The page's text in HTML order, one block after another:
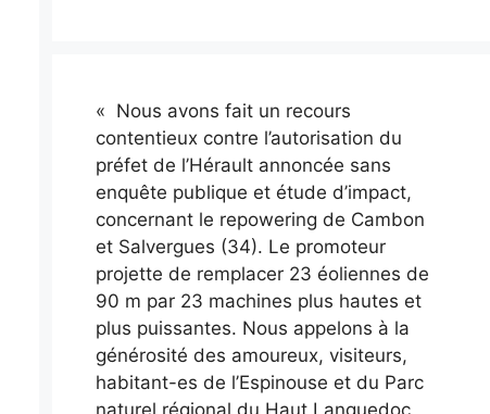
« Nous avons fait un recours
contentieux contre l’autorisation du
préfet de l’Hérault annoncée sans
enquête publique et étude d’impact,
concernant le repowering de Cambon
et Salvergues (34). Le promoteur
projette de remplacer 23 éoliennes de
90 m par 23 machines plus hautes et
plus puissantes. Nous appelons à la
générosité des amoureux, visiteurs,
habitant-es de l’Espinouse et du Parc